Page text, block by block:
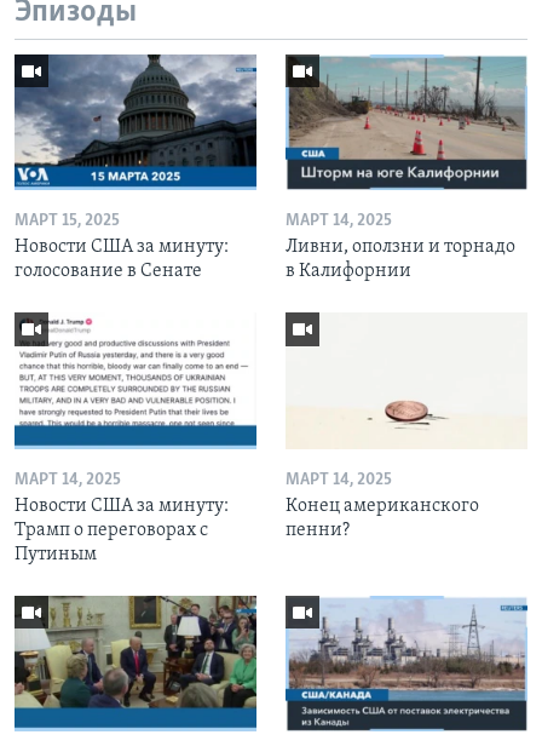
Эпизоды
МАРТ 15, 2025
Новости США за минуту:
голосование в Сенате
МАРТ 14, 2025
Ливни, оползни и торнадо
в Калифорнии
МАРТ 14, 2025
Новости США за минуту:
Трамп о переговорах с
Путиным
МАРТ 14, 2025
Конец американского
пенни?